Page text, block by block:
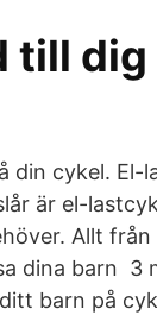
till dig
din cykel. El-
är el-
Allt
dina barn 3
barn på